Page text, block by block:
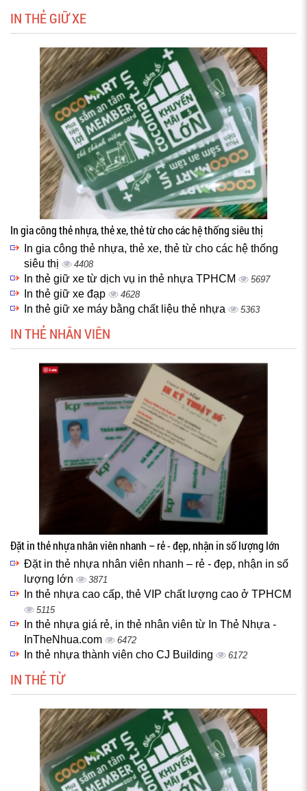
IN THẺ GIỮ XE
In gia công thẻ nhựa, thẻ xe, thẻ từ cho các hệ thống siêu thị
In gia công thẻ nhựa, thẻ xe, thẻ từ cho các hệ thống
siêu thị
4408
In thẻ giữ xe từ dịch vụ in thẻ nhựa TPHCM 5697
In thẻ giữ xe đạp 4628
In thẻ giữ xe máy bằng chất liệu thẻ nhựa 5363
IN THẺ NHÂN VIÊN
Đặt in thẻ nhựa nhân viên nhanh – rẻ - đẹp, nhận in số lượng lớn
Đặt in thẻ nhựa nhân viên nhanh – rẻ - đẹp, nhận in số
lượng lớn
3871
In thẻ nhựa cao cấp, thẻ VIP chất lượng cao ở TPHCM
5115
In thẻ nhựa giá rẻ, in thẻ nhân viên từ In Thẻ Nhựa -
InTheNhua.com
6472
In thẻ nhựa thành viên cho CJ Building 6172
IN THẺ TỪ